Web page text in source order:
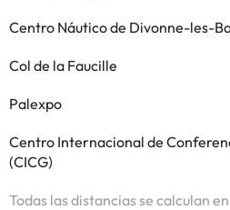
Centro Náutico de Divonne-les-
Col de la Faucille
Palexpo
Centro Internacional de
(CICG)
Todas las distancias se calculan